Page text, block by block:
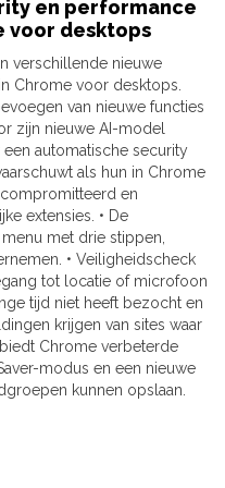
en performance
voor desktops
verschillende nieuwe
Chrome voor desktops.
van nieuwe functies
zijn nieuwe AI-model
automatische security
als hun in Chrome
en
extensies. • De
met drie stippen,
• Veiligheidscheck
tot locatie of microfoon
tijd niet heeft bezocht en
krijgen van sites waar
Chrome verbeterde
modus en een nieuwe
kunnen opslaan.